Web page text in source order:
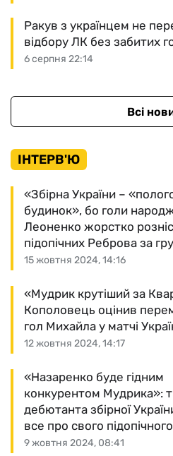
6 серпня 22:14
Ракув з українцем не
відбору ЛК без забитих
Всі
ІНТЕРВ'Ю
15 жовтня 2024, 14:16
«Збірна України –
будинок», бо голи
Леоненко жорстко розніс
підопічних Реброва за
12 жовтня 2024, 14:17
«Мудрик крутіший за
Кополовець оцінив
гол Михайла у матчі
9 жовтня 2024, 08:41
«Назаренко буде гідним
конкурентом Мудрика»:
дебютанта збірної
все про свого підопічного